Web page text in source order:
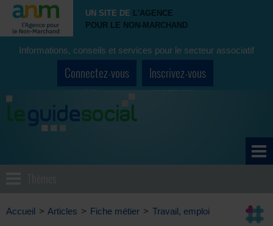
UN SITE DE L'AGENCE
POUR LE NON-MARCHAND
Informations, conseils et services pour le secteur associatif
Connectez-vous Inscrivez-vous
Accueil > Articles > Fiche métier > Travail, emploi